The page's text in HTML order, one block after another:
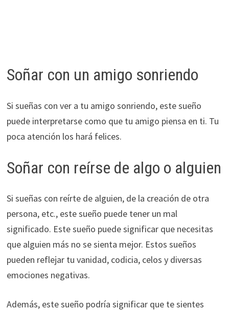
Soñar con un amigo sonriendo
Si sueñas con ver a tu amigo sonriendo, este sueño
puede interpretarse como que tu amigo piensa en ti. Tu
poca atención los hará felices.
Soñar con reírse de algo o alguien
Si sueñas con reírte de alguien, de la creación de otra
persona, etc., este sueño puede tener un mal
significado. Este sueño puede significar que necesitas
que alguien más no se sienta mejor. Estos sueños
pueden reflejar tu vanidad, codicia, celos y diversas
emociones negativas.
Además, este sueño podría significar que te sientes